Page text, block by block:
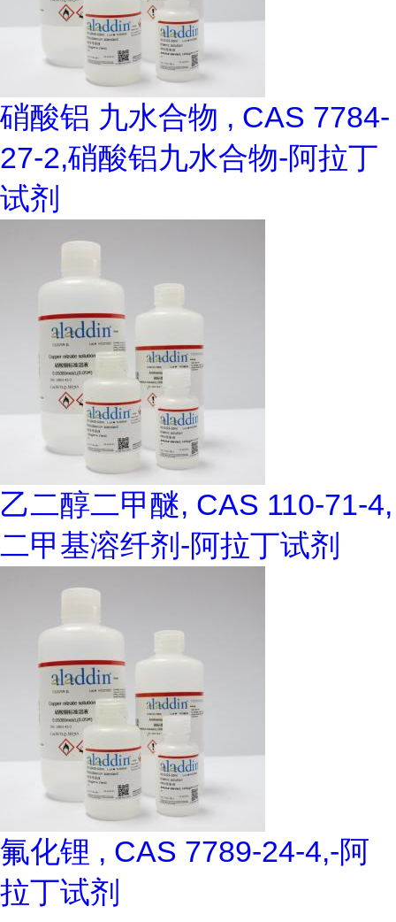
硝酸铝 九水合物 , CAS 7784-
27-2,硝酸铝九水合物-阿拉丁
试剂
乙二醇二甲醚, CAS 110-71-4,
二甲基溶纤剂-阿拉丁试剂
氟化锂 , CAS 7789-24-4,-阿
拉丁试剂